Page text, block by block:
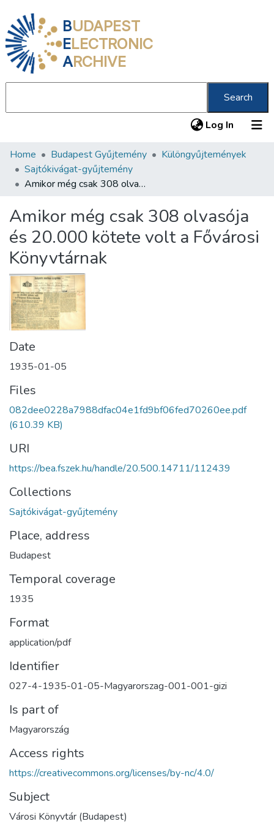
BUDAPEST
ELECTRONIC
ARCHIVE
Search
Log In (current)
Communities & Collections
All of DSpace
About us
Home Budapest Gyűjtemény
Különgyűjtemények
Sajtókivágat-gyűjtemény
Amikor még csak 308 olvasója és 20.000 kötete volt a Fővárosi Könyvtárnak
Amikor még csak 308 olvasója
és 20.000 kötete volt a Fővárosi
Könyvtárnak
Date
1935-01-05
Files
082dee0228a7988dfac04e1fd9bf06fed70260ee.pdf
(610.39 KB)
URI
https://bea.fszek.hu/handle/20.500.14711/112439
Collections
Sajtókivágat-gyűjtemény
Place, address
Budapest
Temporal coverage
1935
Format
application/pdf
Identifier
027-4-1935-01-05-Magyarorszag-001-001-gizi
Is part of
Magyarország
Access rights
https://creativecommons.org/licenses/by-nc/4.0/
Subject
Városi Könyvtár (Budapest)